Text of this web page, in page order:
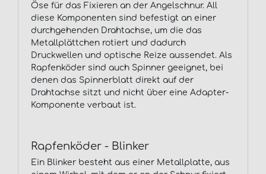
Öse für das Fixieren an der Angelschnur. All
diese Komponenten sind befestigt an einer
durchgehenden Drahtachse, um die das
Metallplättchen rotiert und dadurch
Druckwellen und optische Reize aussendet. Als
Rapfenköder sind auch Spinner geeignet, bei
denen das Spinnerblatt direkt auf der
Drahtachse sitzt und nicht über eine Adapter-
Komponente verbaut ist.
Rapfenköder - Blinker
Ein Blinker besteht aus einer Metallplatte, aus